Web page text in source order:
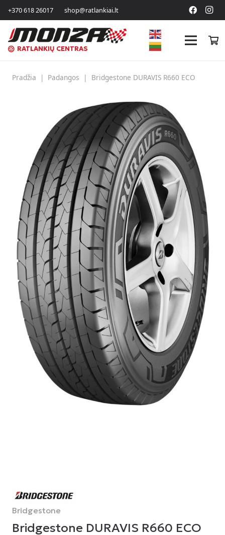
+370 618 26017 shop@ratlankiai.lt
RATLANKIŲ CENTRAS
Pradžia | Padangos | Bridgestone DURAVIS R660 ECO
Bridgestone
Bridgestone DURAVIS R660 ECO